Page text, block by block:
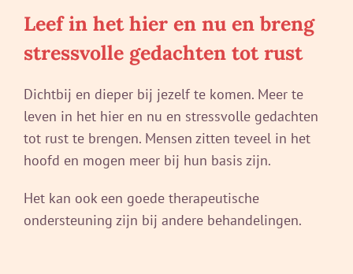
Leef in het hier en nu en breng
stressvolle gedachten tot rust
Dichtbij en dieper bij jezelf te komen. Meer te
leven in het hier en nu en stressvolle gedachten
tot rust te brengen. Mensen zitten teveel in het
hoofd en mogen meer bij hun basis zijn.
Het kan ook een goede therapeutische
ondersteuning zijn bij andere behandelingen.